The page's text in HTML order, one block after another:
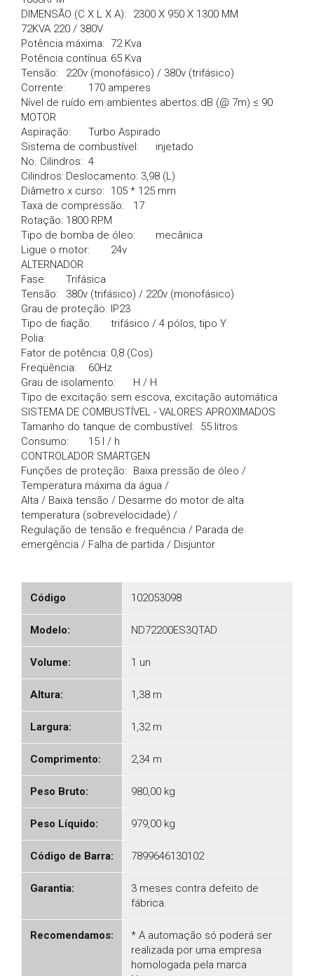
DIMENSÃO (C X L X A):
2300 X 950 X 1300 MM
72KVA 220 / 380V
Potência máxima:
72 Kva
Potência contínua: 65 Kva
Tensão:
220v (monofásico) / 380v (trifásico)
Corrente:
170 amperes
Nível de ruído em ambientes abertos: dB (@ 7m) ≤ 90
MOTOR
Aspiração:
Turbo Aspirado
Sistema de combustível:
injetado
No. Cilindros: 4
Cilindros: Deslocamento: 3,98 (L)
Diâmetro x curso:
105 * 125 mm
Taxa de compressão:
17
Rotação: 1800 RPM
Tipo de bomba de óleo:
mecânica
Ligue o motor:
24v
ALTERNADOR
Fase:
Trifásica
Tensão:
380v (trifásico) / 220v (monofásico)
Grau de proteção: IP23
Tipo de fiação:
trifásico / 4 pólos, tipo Y
Polia:
Fator de potência: 0,8 (Cos)
Freqüência:
60Hz
Grau de isolamento:
H / H
Tipo de excitação: sem escova, excitação automática
SISTEMA DE COMBUSTÍVEL - VALORES APROXIMADOS
Tamanho do tanque de combustível:
55 litros
Consumo:
15 l / h
CONTROLADOR SMARTGEN
Funções de proteção:
Baixa pressão de óleo /
Temperatura máxima da água /
Alta / Baixa tensão / Desarme do motor de alta
temperatura (sobrevelocidade) /
Regulação de tensão e frequência / Parada de
emergência / Falha de partida / Disjuntor
Código 102053098
Modelo: ND72200ES3QTAD
Volume: 1 un
Altura: 1,38 m
Largura: 1,32 m
Comprimento: 2,34 m
Peso Bruto: 980,00 kg
Peso Líquido: 979,00 kg
Código de Barra: 7899646130102
Garantia:
3 meses contra defeito de
fábrica.
Recomendamos:
* A automação só poderá ser
realizada por uma empresa
homologada pela marca